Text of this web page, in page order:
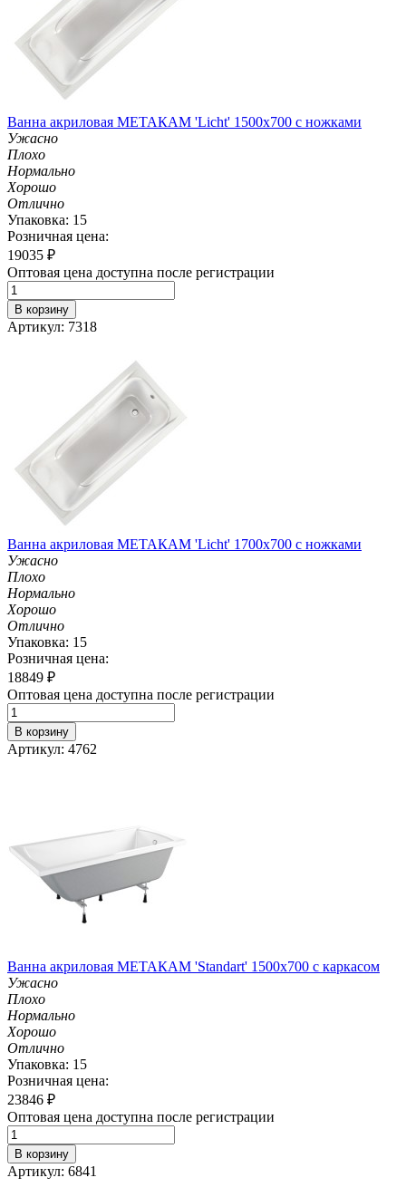
Ванна акриловая МЕТАКАМ 'Licht' 1500х700 с ножками
Ужасно
Плохо
Нормально
Хорошо
Отлично
Упаковка: 15
Розничная цена:
19035 ₽
Оптовая цена доступна после регистрации
В корзину
Артикул: 7318
Ванна акриловая МЕТАКАМ 'Licht' 1700х700 с ножками
Ужасно
Плохо
Нормально
Хорошо
Отлично
Упаковка: 15
Розничная цена:
18849 ₽
Оптовая цена доступна после регистрации
В корзину
Артикул: 4762
Ванна акриловая МЕТАКАМ 'Standart' 1500х700 с каркасом
Ужасно
Плохо
Нормально
Хорошо
Отлично
Упаковка: 15
Розничная цена:
23846 ₽
Оптовая цена доступна после регистрации
В корзину
Артикул: 6841